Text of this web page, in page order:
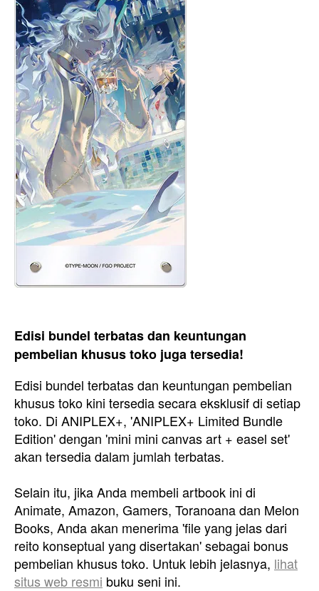
Edisi bundel terbatas dan keuntungan
pembelian khusus toko juga tersedia!
Edisi bundel terbatas dan keuntungan pembelian
khusus toko kini tersedia secara eksklusif di setiap
toko. Di ANIPLEX+, 'ANIPLEX+ Limited Bundle
Edition' dengan 'mini mini canvas art + easel set'
akan tersedia dalam jumlah terbatas.
Selain itu, jika Anda membeli artbook ini di
Animate, Amazon, Gamers, Toranoana dan Melon
Books, Anda akan menerima 'file yang jelas dari
reito konseptual yang disertakan' sebagai bonus
pembelian khusus toko. Untuk lebih jelasnya, lihat
situs web resmi buku seni ini.